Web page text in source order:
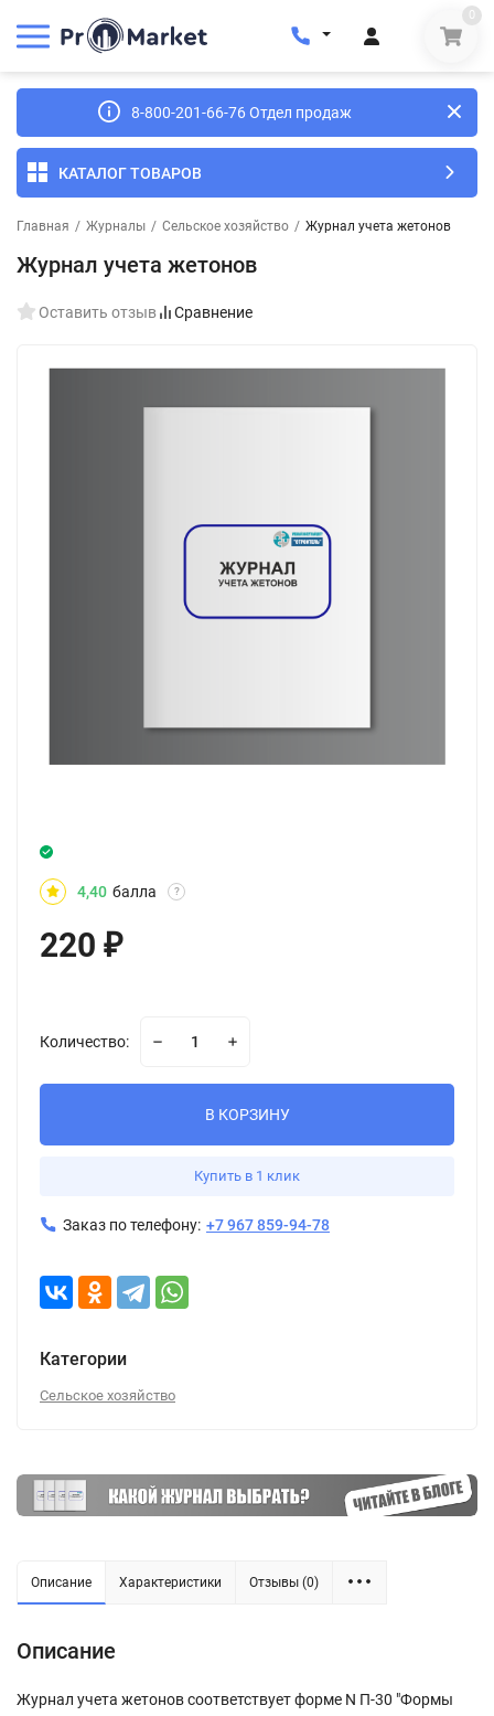
0
8-800-201-66-76 Отдел продаж
КАТАЛОГ ТОВАРОВ
Главная / Журналы / Сельское хозяйство / Журнал учета жетонов
Журнал учета жетонов
Оставить отзыв Сравнение
4,40 балла ?
220 ₽
Количество:
В КОРЗИНУ
Купить в 1 клик
Заказ по телефону: +7 967 859-94-78
Категории
Сельское хозяйство
Описание Характеристики Отзывы (0)
Описание
Журнал учета жетонов соответствует форме N П-30 "Формы